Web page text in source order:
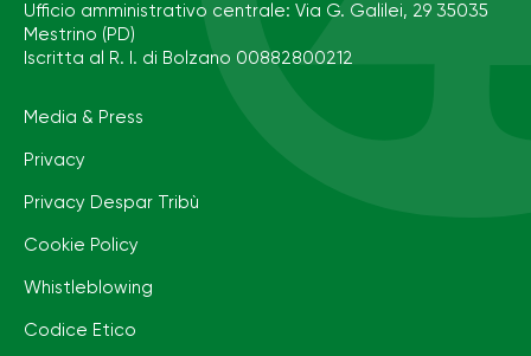
Ufficio amministrativo centrale: Via G. Galilei, 29 35035
Mestrino (PD)
Iscritta al R. I. di Bolzano 00882800212
Media & Press
Privacy
Privacy Despar Tribù
Cookie Policy
Whistleblowing
Codice Etico